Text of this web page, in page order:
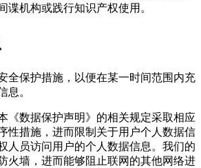
谍机构或践行知识产权使用。
全保护措施，以便在某一时间范围内充
息。
《数据保护声明》的相关规定采取相应
性措施，进而限制关于用户个人数据信
人员访问用户的个人数据信息。我们的
火墙，进而能够阻止联网的其他网络进